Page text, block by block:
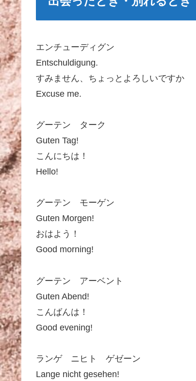
エンチューディグン
Entschuldigung.
すみません、ちょっとよろしいですか
Excuse me.
グーテン ターク
Guten Tag!
こんにちは！
Hello!
グーテン モーゲン
Guten Morgen!
おはよう！
Good morning!
グーテン アーベント
Guten Abend!
こんばんは！
Good evening!
ランゲ ニヒト ゲゼーン
Lange nicht gesehen!